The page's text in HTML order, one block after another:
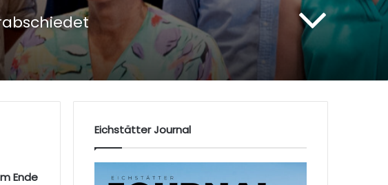
Ende
Eichstätter Journal